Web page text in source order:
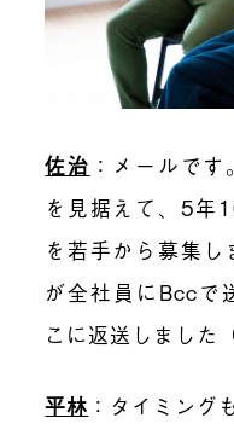
佐治 ：メールで
を見据えて、5年
を若手から募集
が全社員にBccで
こに返送しました
平林 ：タイミング